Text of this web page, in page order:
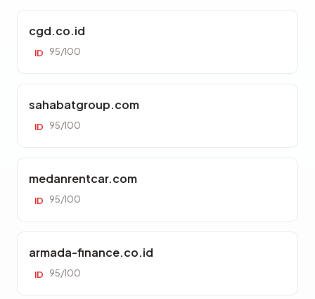
cgd.co.id
ID 95/100
sahabatgroup.com
ID 95/100
medanrentcar.com
ID 95/100
armada-finance.co.id
ID 95/100